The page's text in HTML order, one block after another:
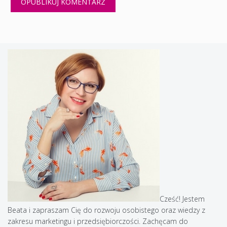
Cześć! Jestem
Beata i zapraszam Cię do rozwoju osobistego oraz wiedzy z
zakresu marketingu i przedsiębiorczości. Zachęcam do